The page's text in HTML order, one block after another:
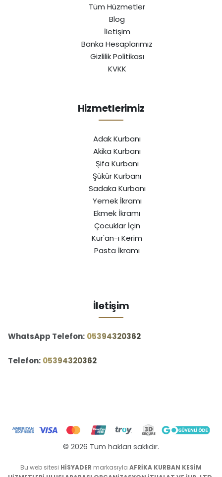
Tüm Hüzmetler
Blog
İletişim
Banka Hesaplarımız
Gizlilik Politikası
KVKK
Hizmetlerimiz
Adak Kurbanı
Akika Kurbanı
Şifa Kurbanı
Şükür Kurbanı
Sadaka Kurbanı
Yemek İkramı
Ekmek İkramı
Çocuklar İçin
Kur'an-ı Kerim
Pasta İkramı
İletişim
WhatsApp Telefon: ‪05394320362‬
Telefon: ‪05394320362‬
© 2026 Tüm hakları saklıdır.
Bu web sitesi HİSYADER markasıyla AFRİKA KURBAN KESİM